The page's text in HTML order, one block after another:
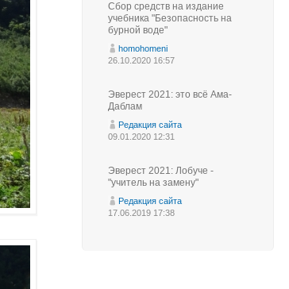
Сбор средств на издание
учебника "Безопасность на
бурной воде"
homohomeni
26.10.2020 16:57
Эверест 2021: это всё Ама-
Даблам
Редакция сайта
09.01.2020 12:31
Эверест 2021: Лобуче -
"учитель на замену"
Редакция сайта
17.06.2019 17:38